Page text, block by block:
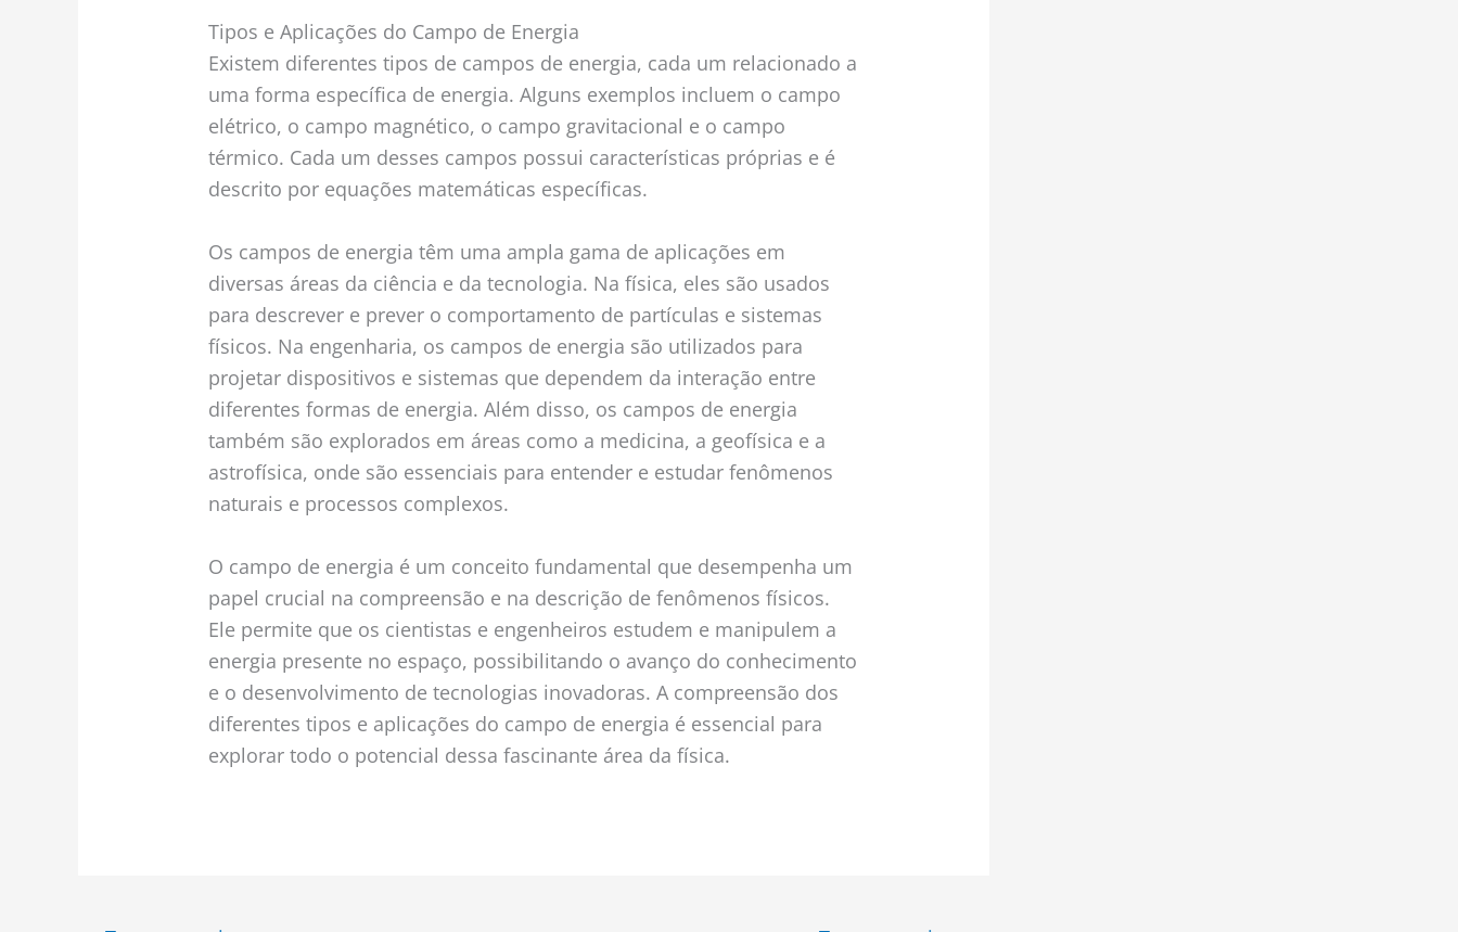
Tipos e Aplicações do Campo de Energia
Existem diferentes tipos de campos de energia, cada um relacionado a
uma forma específica de energia. Alguns exemplos incluem o campo
elétrico, o campo magnético, o campo gravitacional e o campo
térmico. Cada um desses campos possui características próprias e é
descrito por equações matemáticas específicas.
Os campos de energia têm uma ampla gama de aplicações em
diversas áreas da ciência e da tecnologia. Na física, eles são usados
para descrever e prever o comportamento de partículas e sistemas
físicos. Na engenharia, os campos de energia são utilizados para
projetar dispositivos e sistemas que dependem da interação entre
diferentes formas de energia. Além disso, os campos de energia
também são explorados em áreas como a medicina, a geofísica e a
astrofísica, onde são essenciais para entender e estudar fenômenos
naturais e processos complexos.
O campo de energia é um conceito fundamental que desempenha um
papel crucial na compreensão e na descrição de fenômenos físicos.
Ele permite que os cientistas e engenheiros estudem e manipulem a
energia presente no espaço, possibilitando o avanço do conhecimento
e o desenvolvimento de tecnologias inovadoras. A compreensão dos
diferentes tipos e aplicações do campo de energia é essencial para
explorar todo o potencial dessa fascinante área da física.